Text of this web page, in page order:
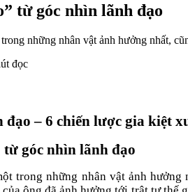
từ góc nhìn lãnh đạo
những nhân vật ảnh hưởng nhất,
đọc
đạo – 6 chiến lược gia kiệt
góc nhìn lãnh đạo
trong những nhân vật ảnh